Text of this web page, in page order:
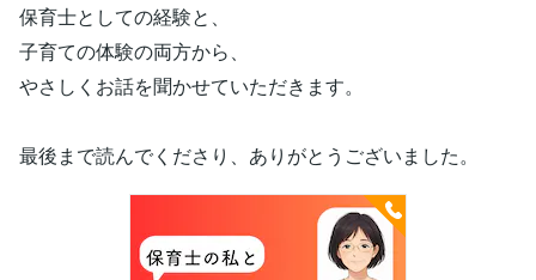
保育士としての経験と、
子育ての体験の両方から、
やさしくお話を聞かせていただきます。
最後まで読んでくださり、ありがとうございました。